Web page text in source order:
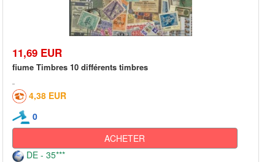
11,69 EUR
fiume Timbres 10 différents timbres
4,38 EUR
0
ACHETER
DE - 35***